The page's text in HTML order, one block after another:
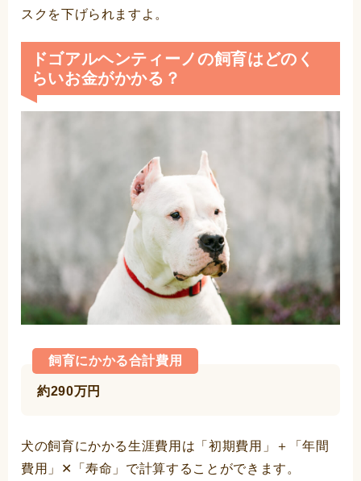
スクを下げられますよ。
ドゴアルヘンティーノの飼育はどのく
らいお金がかかる？
飼育にかかる合計費用
約290万円
犬の飼育にかかる生涯費用は「初期費用」＋「年間
費用」✕「寿命」で計算することができます。